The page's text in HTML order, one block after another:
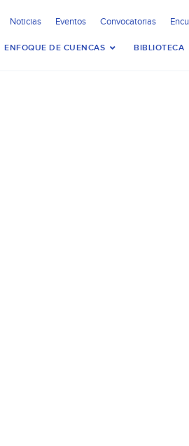
Noticias Eventos Convocatorias
ENFOQUE DE CUENCAS BIBLIOTECA